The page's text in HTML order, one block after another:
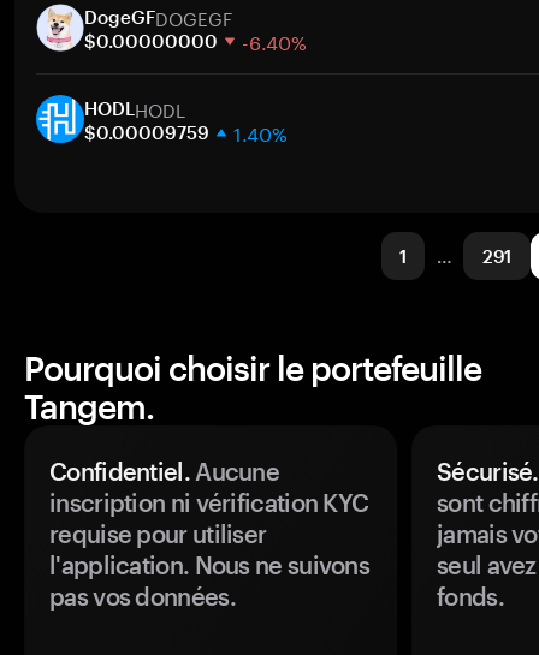
30 jours
Capitalisation boursière
DogeGFDOGEGF
$0.00000000 -6.40%
30 jours
Capitalisation boursière
HODL HODL
$0.00009759 1.40%
1 … 291
Pourquoi choisir le portefeuille
Tangem.
Confidentiel.Aucune
inscription ni vérification KYC
requise pour utiliser
l'application. Nous ne suivons
pas vos données.
Sécurisé.
sont
jamais
seul
fonds.